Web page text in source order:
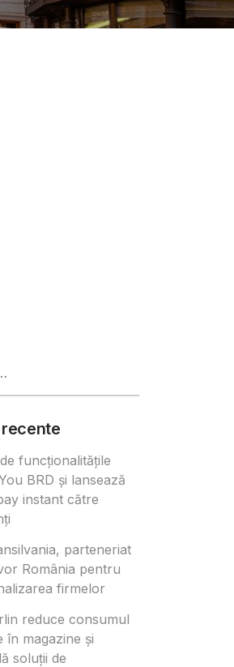
de euro și
funcționalitățile
BRD și lansează
instant către
parteneriat
România pentru
firmelor
reduce consumul
în magazine și
soluții de